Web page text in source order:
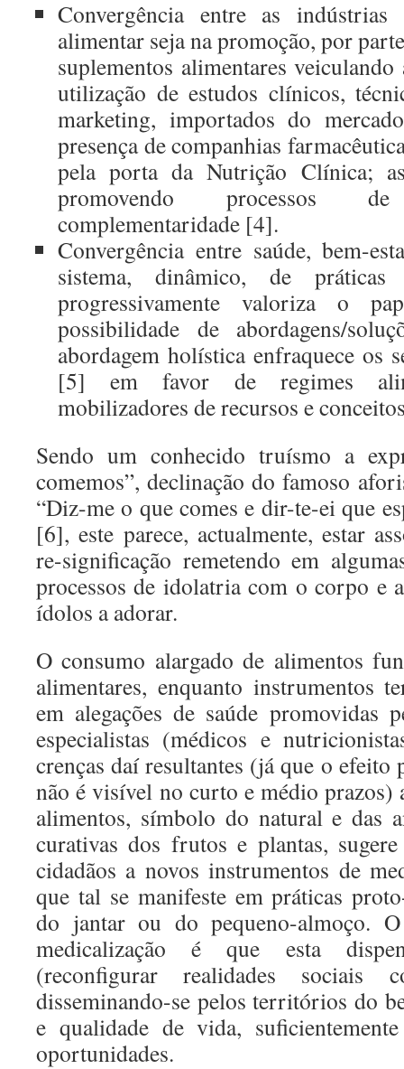
Convergência entre as
alimentar seja na promoção, por
suplementos alimentares veiculando
utilização de estudos clínicos,
marketing, importados do
presença de companhias
pela porta da Nutrição Clínica;
promovendo processos
complementaridade [4].
Convergência entre saúde, bem-
sistema, dinâmico, de
progressivamente valoriza o
possibilidade de abordagens/
abordagem holística enfraquece os
[5] em favor de regimes
mobilizadores de recursos e
Sendo um conhecido truísmo a
comemos”, declinação do famoso
“Diz-me o que comes e dir-te-ei que
[6], este parece, actualmente, estar
re-significação remetendo em
processos de idolatria com o corpo e
ídolos a adorar.
O consumo alargado de alimentos
alimentares, enquanto instrumentos
em alegações de saúde promovidas
especialistas (médicos e
crenças daí resultantes (já que o efeito
não é visível no curto e médio prazos)
alimentos, símbolo do natural e das
curativas dos frutos e plantas,
cidadãos a novos instrumentos de
que tal se manifeste em práticas
do jantar ou do pequeno-almoço.
medicalização é que esta
(reconfigurar realidades sociais
disseminando-se pelos territórios do
e qualidade de vida,
oportunidades.